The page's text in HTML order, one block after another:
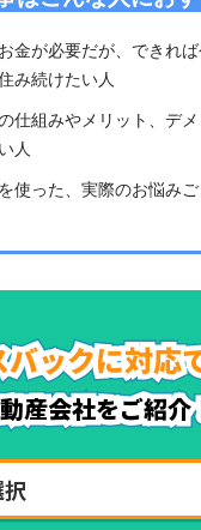
金が必要だが、できれ
み続けたい人
仕組みやメリット、デメ
人
使った、実際のお悩み